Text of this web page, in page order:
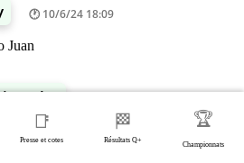
10/6/24 18:09
Juan
📑
Presse et cotes
🏁
Résultats Q+
🏆
Championnats